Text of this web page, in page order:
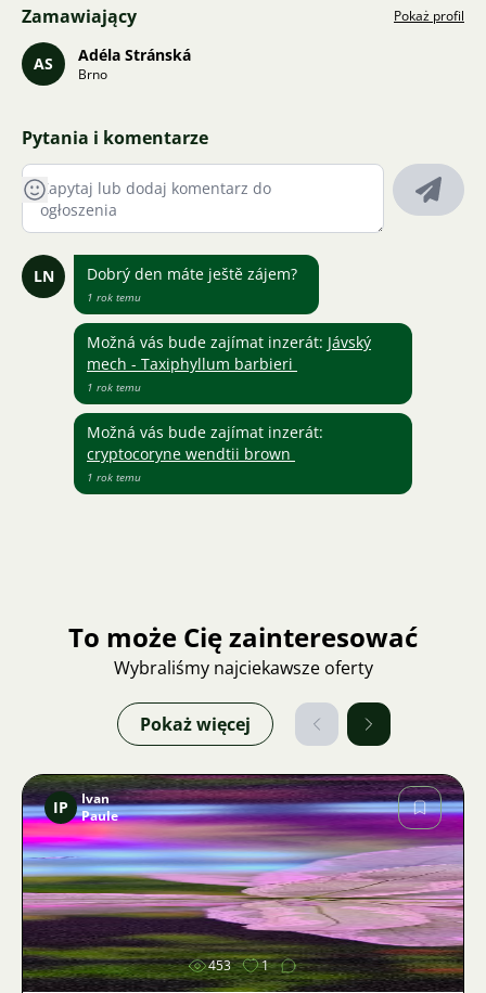
Zamawiający Pokaż profil
AS Adéla Stránská
Brno
Pytania i komentarze
LN Dobrý den máte ještě zájem?
1 rok temu
Možná vás bude zajímat inzerát: Jávský
mech - Taxiphyllum barbieri
1 rok temu
Možná vás bude zajímat inzerát:
cryptocoryne wendtii brown
1 rok temu
To może Cię zainteresować
Wybraliśmy najciekawsze oferty
Pokaż więcej
Zdjęcie
IP
Ivan
Paule
453 1